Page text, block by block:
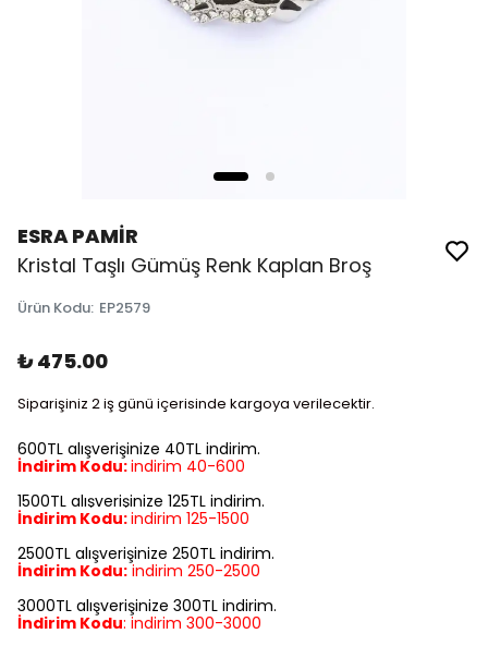
ESRA PAMİR
Kristal Taşlı Gümüş Renk Kaplan Broş
Ürün Kodu: EP2579
₺ 475.00
Siparişiniz 2 iş günü içerisinde kargoya verilecektir.
600TL alışverişinize 40TL indirim.
İndirim Kodu:indirim 40-600
1500TL alışverişinize 125TL indirim.
İndirim Kodu:indirim 125-1500
2500TL alışverişinize 250TL indirim.
İndirim Kodu: indirim 250-2500
3000TL alışverişinize 300TL indirim.
İndirim Kodu: indirim 300-3000